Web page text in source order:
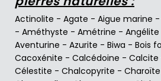
Actinolite - Agate - Aigue marine -
- Améthyste - Amétrine - Angélite
Aventurine - Azurite - Biwa - Bois
Cacoxénite - Calcédoine - Calcite
Célestite - Chalcopyrite - Charoïte